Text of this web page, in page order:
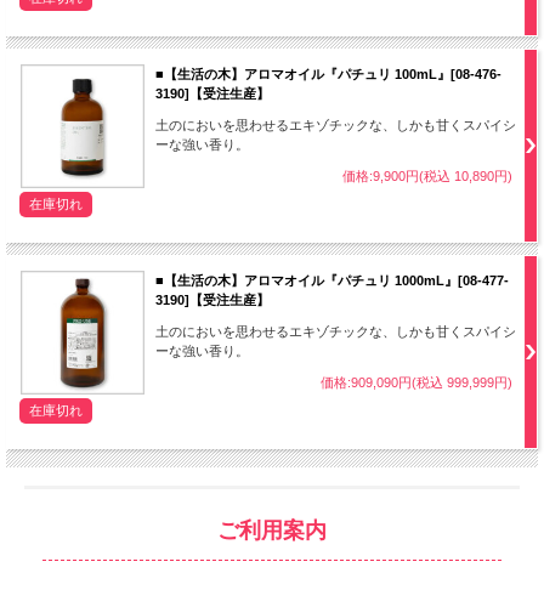
■【生活の木】アロマオイル『パチュリ 100mL』[08-476-
3190]【受注生産】
土のにおいを思わせるエキゾチックな、しかも甘くスパイシ
ーな強い香り。
価格:9,900円(税込 10,890円)
在庫切れ
■【生活の木】アロマオイル『パチュリ 1000mL』[08-477-
3190]【受注生産】
土のにおいを思わせるエキゾチックな、しかも甘くスパイシ
ーな強い香り。
価格:909,090円(税込 999,999円)
在庫切れ
ご利用案内